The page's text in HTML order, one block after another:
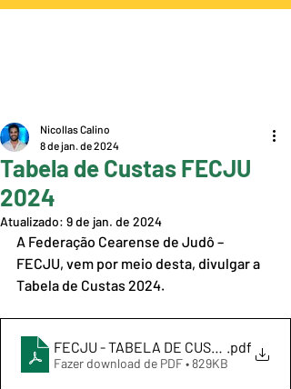
Tabela de Custas FECJU
2024
Nicollas Calino
8 de jan. de 2024
Atualizado: 9 de jan. de 2024
A Federação Cearense de Judô –
FECJU, vem por meio desta, divulgar a
Tabela de Custas 2024.
FECJU - TABELA DE CUSTAS 2024
.pdf
Fazer download de PDF • 829KB